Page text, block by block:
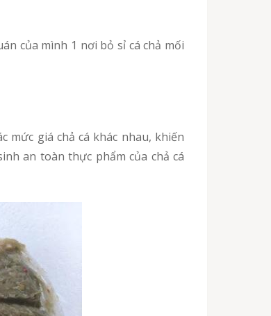
an toàn thực phẩm của chả cá